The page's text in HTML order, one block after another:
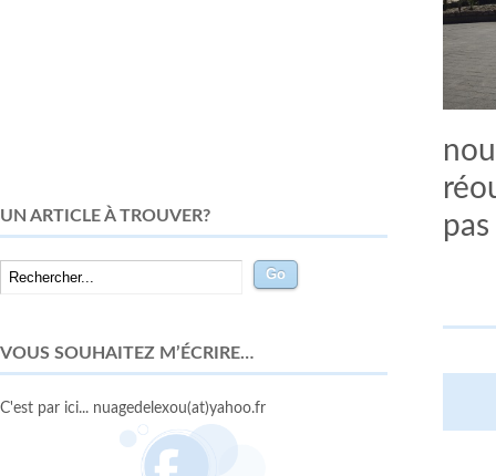
UN ARTICLE À TROUVER?
VOUS SOUHAITEZ M’ÉCRIRE…
C'est par ici... nuagedelexou(at)yahoo.fr